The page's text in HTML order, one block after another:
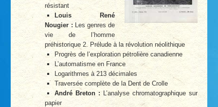
résistant
Louis René
Nougier :Les genres de
vie de l’homme
préhistorique 2. Prélude à la révolution néolithique
Progrès de l’exploration pétrolière canadienne
L’automatisme en France
Logarithmes à 213 décimales
Traversée complète de la Dent de Crolle
André Breton : L’analyse chromatographique sur
papier